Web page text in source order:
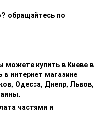
обращайтесь по
можете купить в Киеве в
в интернет магазине
Одесса, Днепр, Львов,
частями и